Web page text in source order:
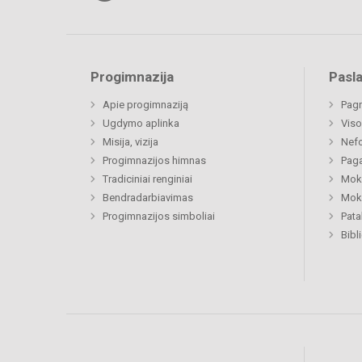
Progimnazija
Apie progimnaziją
Ugdymo aplinka
Misija, vizija
Progimnazijos himnas
Tradiciniai renginiai
Bendradarbiavimas
Progimnazijos simboliai